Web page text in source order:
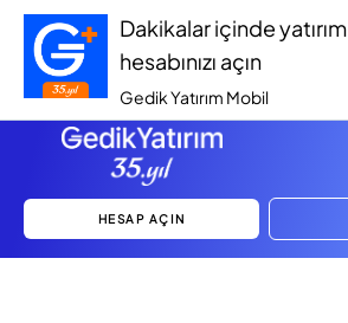
Dakikalar içinde yatırım
hesabınızı açın
Gedik Yatırım Mobil
HESAP AÇIN